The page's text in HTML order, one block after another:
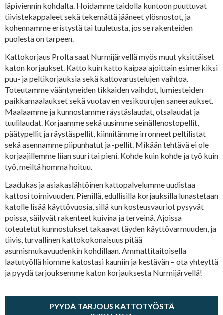
läpiviennin kohdalta. Hoidamme taidolla kuntoon puuttuvat
tiivistekappaleet sekä tekemättä jääneet ylösnostot, ja
kohennamme eristystä tai tuuletusta, jos se rakenteiden
puolesta on tarpeen.
Kattokorjaus Prolta saat Nurmijärvellä myös muut yksittäiset
katon korjaukset. Katto kuin katto kaipaa ajoittain esimerkiksi
puu- ja peltikorjauksia sekä kattovarustelujen vaihtoa.
Toteutamme vääntyneiden tikkaiden vaihdot, lumiesteiden
paikkamaalaukset sekä vuotavien vesikourujen saneeraukset.
Maalaamme ja kunnostamme räystäslaudat, otsalaudat ja
tuulilaudat. Korjaamme sekä uusimme seinällenostopellit,
päätypellit ja räystäspellit, kiinnitämme irronneet peltilistat
sekä asennamme piipunhatut ja -pellit. Mikään tehtävä ei ole
korjaajillemme liian suuri tai pieni. Kohde kuin kohde ja työ kuin
työ, meiltä homma hoituu.
Laadukas ja asiakaslähtöinen kattopalvelumme uudistaa
kattosi toimivuuden. Pienillä, edullisilla korjauksilla lunastetaan
katolle lisää käyttövuosia, sillä kun kosteusvauriot pysyvät
poissa, säilyvät rakenteet kuivina ja terveinä. Ajoissa
toteutetut kunnostukset takaavat täyden käyttövarmuuden, ja
tiivis, turvallinen kattokokonaisuus pitää
asumismukavuudenkin kohdillaan. Ammattitaitoisella
laatutyöllä hiomme katostasi kauniin ja kestävän – ota yhteyttä
ja pyydä tarjouksemme katon korjauksesta Nurmijärvellä!
PYYDÄ TARJOUS KATTOTYÖSTÄ